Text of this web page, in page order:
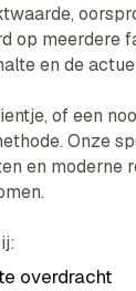
op meerdere
en de
of een
Onze
en moderne
overdracht